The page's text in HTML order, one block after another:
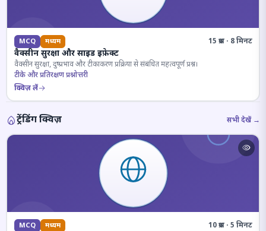
MCQ मध्यम 15 प्रश्न · 8 मिनट
वैक्सीन सुरक्षा और साइड इफ़ेक्ट
वैक्सीन सुरक्षा, दुष्प्रभाव और टीकाकरण प्रक्रिया से संबंधित महत्वपूर्ण प्रश्न।
टीके और प्रतिरक्षण प्रश्नोत्तरी
क्विज़ लें
ट्रेंडिंग क्विज़ सभी देखें →
MCQ मध्यम 10 प्रश्न · 5 मिनट